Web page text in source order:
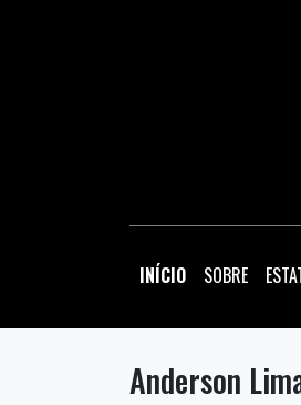
INÍCIO(current)
SOBRE
Anderson